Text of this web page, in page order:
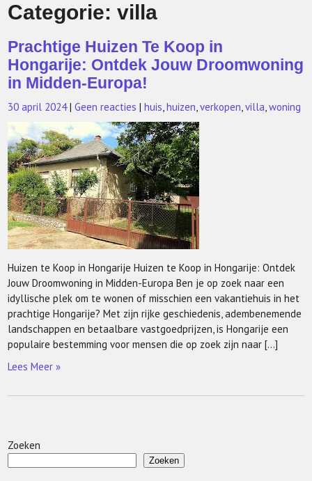
Categorie:villa
Prachtige Huizen Te Koop in
Hongarije: Ontdek Jouw Droomwoning
in Midden-Europa!
30 april 2024 |Geen reacties |huis,huizen,verkopen,villa,woning
Huizen te Koop in Hongarije Huizen te Koop in Hongarije: Ontdek
Jouw Droomwoning in Midden-Europa Ben je op zoek naar een
idyllische plek om te wonen of misschien een vakantiehuis in het
prachtige Hongarije? Met zijn rijke geschiedenis, adembenemende
landschappen en betaalbare vastgoedprijzen, is Hongarije een
populaire bestemming voor mensen die op zoek zijn naar […]
Lees Meer »
Zoeken
Zoeken